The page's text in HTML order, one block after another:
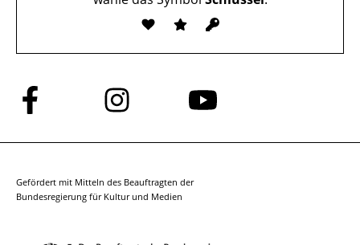
Folge
uns
auf
Folge
uns
auf
Folge
auf
Gefördert mit Mitteln des Beauftragten der
Bundesregierung für Kultur und Medien